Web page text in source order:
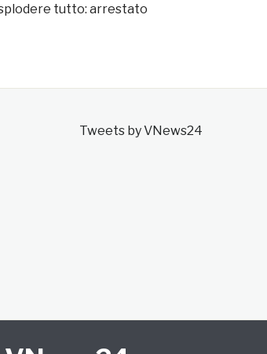
tutto: arrestato
Tweets by VNews24